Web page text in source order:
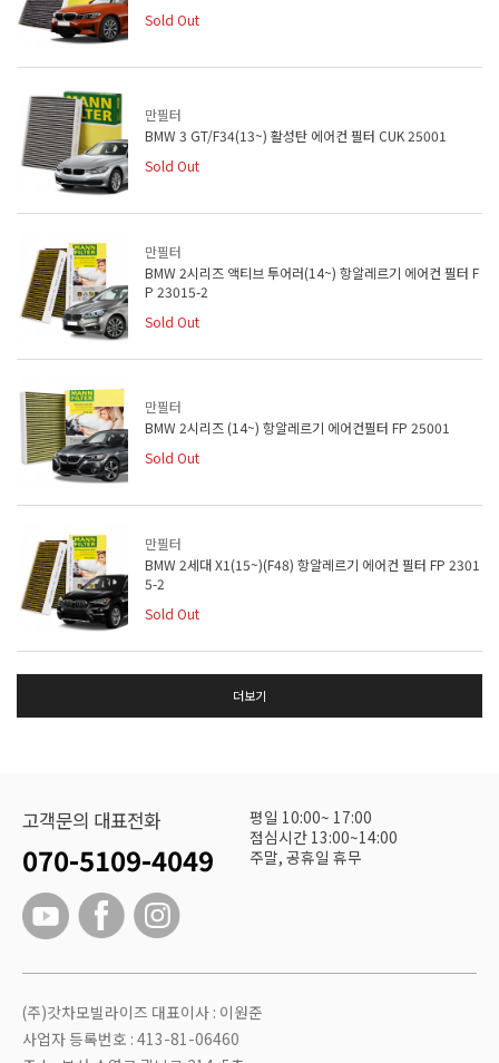
Sold Out
만필터
BMW 3 GT/F34(13~) 활성탄 에어컨 필터 CUK 25001
Sold Out
만필터
BMW 2시리즈 액티브 투어러(14~) 항알레르기 에어컨 필터 F
P 23015-2
Sold Out
만필터
BMW 2시리즈 (14~) 항알레르기 에어컨필터 FP 25001
Sold Out
만필터
BMW 2세대 X1(15~)(F48) 항알레르기 에어컨 필터 FP 2301
5-2
Sold Out
더보기
고객문의 대표전화
070-5109-4049
평일 10:00~ 17:00
점심시간 13:00~14:00
주말, 공휴일 휴무
(주)갓차모빌라이즈 대표이사 : 이원준
사업자 등록번호 : 413-81-06460